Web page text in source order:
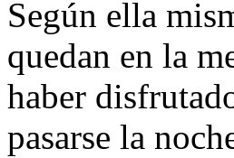
Según ella
quedan en la
haber
pasarse la